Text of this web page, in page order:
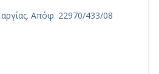
Απόφ. 22970/433/08